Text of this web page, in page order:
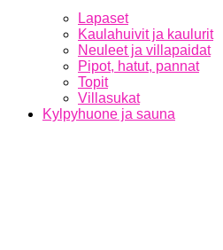
Lapaset
Kaulahuivit ja kaulurit
Neuleet ja villapaidat
Pipot, hatut, pannat
Topit
Villasukat
Kylpyhuone ja sauna